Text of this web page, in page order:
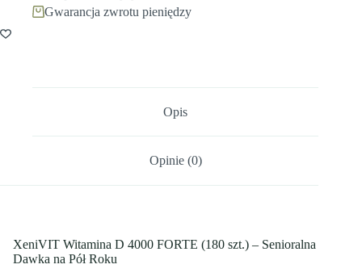
Gwarancja zwrotu pieniędzy
Opis
Opinie (0)
XeniVIT Witamina D 4000 FORTE (180 szt.) – Senioralna
Dawka na Pół Roku